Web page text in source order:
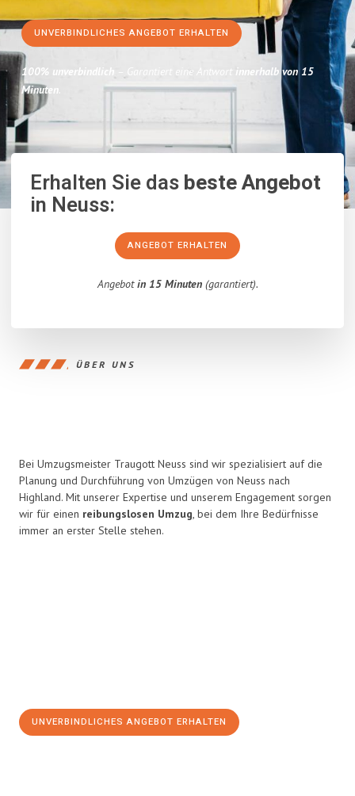
UNVERBINDLICHES ANGEBOT ERHALTEN
100% unverbindlich – Garantiert eine Antwort innerhalb von 15
Minuten.
Erhalten Sie dasbeste Angebot
in Neuss:
ANGEBOT ERHALTEN
Angebotin 15 Minuten(garantiert).
ÜBER UNS
Bei Umzugsmeister Traugott Neuss sind wir spezialisiert auf die
Planung und Durchführung von Umzügen von Neuss nach
Highland. Mit unserer Expertise und unserem Engagement sorgen
wir für einen reibungslosen Umzug, bei dem Ihre Bedürfnisse
immer an erster Stelle stehen.
UNVERBINDLICHES ANGEBOT ERHALTEN